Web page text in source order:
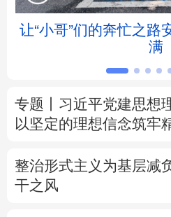
辽宁 吉林
广东 广西
四川 贵州
陕西
让“小哥”们的奔忙之路
满
专题丨 习近平党建思想
以坚定的理想信念筑牢
整治形式主义为基层减
干之风